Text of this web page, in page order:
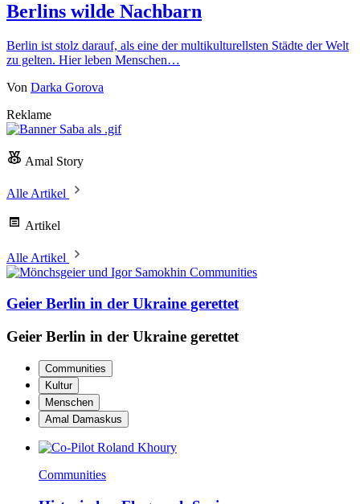
Berlins wilde Nachbarn
Berlin ist stolz darauf, als eine der multikulturellsten Städte der Welt
zu gelten. Hier leben Menschen…
Von Darka Gorova
Reklame
Amal Story
Alle Artikel
Artikel
Alle Artikel
Communities
Geier Berlin in der Ukraine gerettet
Geier Berlin in der Ukraine gerettet
Communities
Kultur
Menschen
Amal Damaskus
Communities